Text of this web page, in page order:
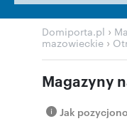
Domiporta.pl ›
mazowieckie ›
Magazyny
Jak